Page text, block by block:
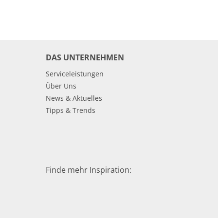
DAS UNTERNEHMEN
Serviceleistungen
Über Uns
News & Aktuelles
Tipps & Trends
Finde mehr Inspiration: